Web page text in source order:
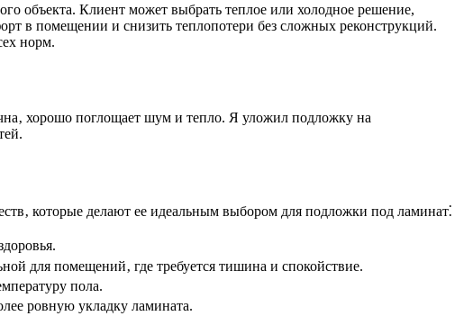
объекта. Клиент может выбрать теплое или холодное решение,
в помещении и снизить теплопотери без сложных реконструкций.
норм.
хорошо поглощает шум и тепло. Я уложил подложку на
которые делают ее идеальным выбором для подложки под ламинат⁚
для помещений‚ где требуется тишина и спокойствие.
пола.
ровную укладку ламината.